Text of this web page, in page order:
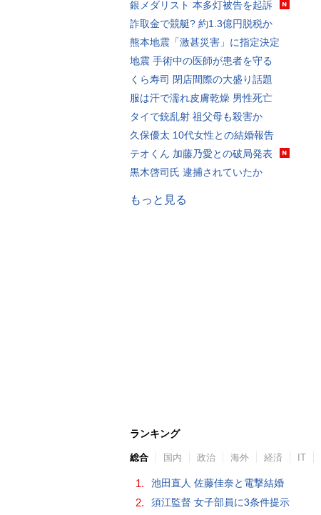
銀メダリスト 本多灯被告を起訴
詐取金で競艇? 約1.3億円脱税か
熊本地震「激甚災害」に指定決定
地震 手術中の医師が患者を守る
くら寿司 閉店間際の大盛り話題
服は汗で濡れ皮膚乾燥 男性死亡
タイで銃乱射 祖父母も殺害か
久保優太 10代女性との結婚報告
テオくん 加藤乃愛との破局発表
黒木啓司氏 逮捕されていたか
もっと見る
ランキング
総合 国内 政治 海外 経済 IT
1. 池田直人 佐藤佳奈と電撃結婚
2. 須江監督 女子部員に3条件提示